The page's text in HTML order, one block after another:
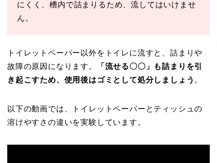
にくく、槽内で詰まりるため、流してはいけませ
ん。
トイレットペーパー以外をトイレに流すと、詰まりや
故障の原因になります。
「流せる〇〇」も詰まりを引
き起こすため、使用後はゴミとして処分しましょう 。
以下の動画では、トイレットペーパーとティッシュの
溶けやすさの違いを実験しています。